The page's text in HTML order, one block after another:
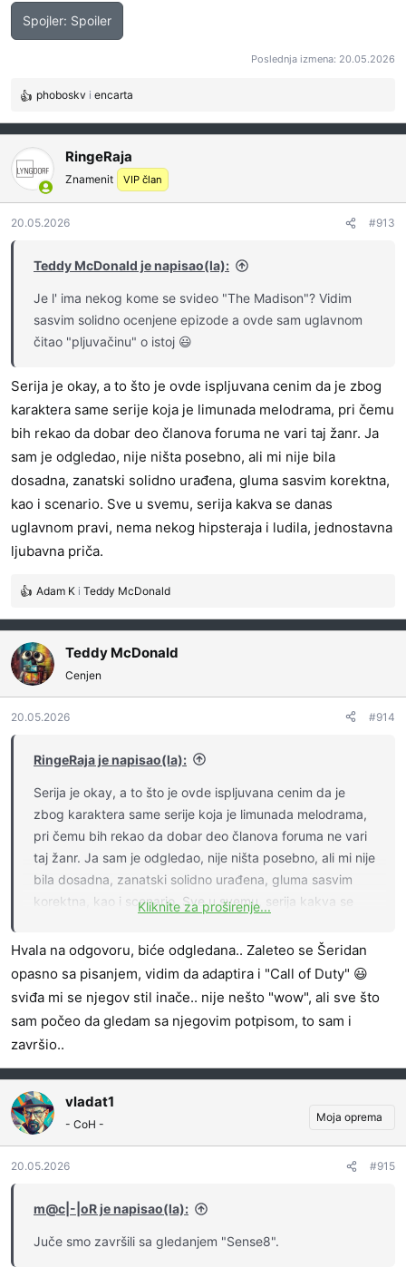
Spojler: Spoiler
Poslednja izmena: 20.05.2026
R
e
a
g
o
v
a
n
phoboskv i encarta
RingeRaja
Znamenit VIP član
20.05.2026 #913
Teddy McDonald je napisao(la):
Je l' ima nekog kome se svideo "The Madison"? Vidim
sasvim solidno ocenjene epizode a ovde sam uglavnom
čitao "pljuvačinu" o istoj 😃
Serija je okay, a to što je ovde ispljuvana cenim da je zbog
karaktera same serije koja je limunada melodrama, pri čemu
bih rekao da dobar deo članova foruma ne vari taj žanr. Ja
sam je odgledao, nije ništa posebno, ali mi nije bila
dosadna, zanatski solidno urađena, gluma sasvim korektna,
kao i scenario. Sve u svemu, serija kakva se danas
uglavnom pravi, nema nekog hipsteraja i ludila, jednostavna
ljubavna priča.
R
a
g
o
v
a
n
Adam K i Teddy McDonald
Teddy McDonald
Cenjen
20.05.2026 #914
RingeRaja je napisao(la):
Serija je okay, a to što je ovde ispljuvana cenim da je
zbog karaktera same serije koja je limunada melodrama,
pri čemu bih rekao da dobar deo članova foruma ne vari
taj žanr. Ja sam je odgledao, nije ništa posebno, ali mi nije
bila dosadna, zanatski solidno urađena, gluma sasvim
korektna, kao i scenario. Sve u svemu, serija kakva se
jednostavna ljubavna priča.
Kliknite za proširenje...
Hvala na odgovoru, biće odgledana.. Zaleteo se Šeridan
opasno sa pisanjem, vidim da adaptira i "Call of Duty" 😃
sviđa mi se njegov stil inače.. nije nešto "wow", ali sve što
sam počeo da gledam sa njegovim potpisom, to sam i
završio..
vladat1
- CoH -
Moja oprema
20.05.2026 #915
m@c|-|oR je napisao(la):
Juče smo završili sa gledanjem "Sense8".